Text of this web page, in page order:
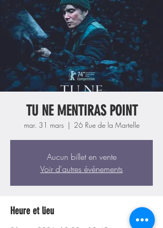
TU NE MENTIRAS POINT
mar. 31 mars
  |
26 Rue de la Martelle
Aucun billet en vente
Voir d'autres événements
Heure et lieu